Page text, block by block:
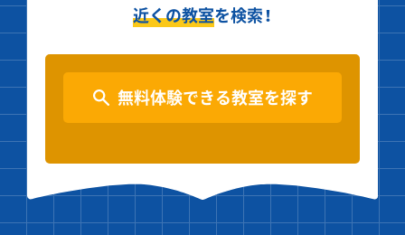
近くの教室を検索！
無料体験できる教室を探す